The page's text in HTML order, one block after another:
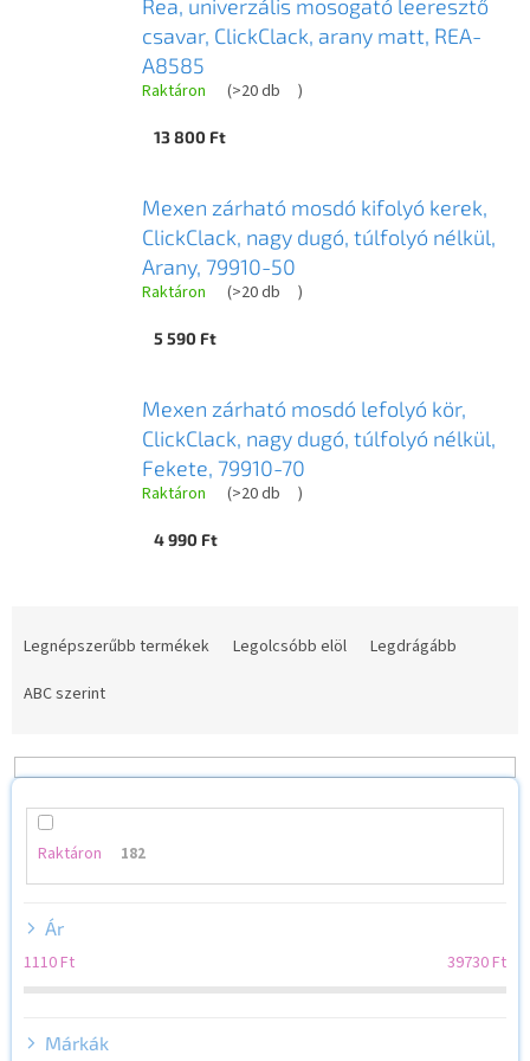
Rea, univerzális mosogató leeresztő
csavar, ClickClack, arany matt, REA-
A8585
Raktáron (>20 db )
13 800 Ft
Mexen zárható mosdó kifolyó kerek,
ClickClack, nagy dugó, túlfolyó nélkül,
Arany, 79910-50
Raktáron (>20 db )
5 590 Ft
Mexen zárható mosdó lefolyó kör,
ClickClack, nagy dugó, túlfolyó nélkül,
Fekete, 79910-70
Raktáron (>20 db )
4 990 Ft
m
e
Legnépszerűbb termékek Legolcsóbb elöl
Legdrágább
ABC szerint
Raktáron 182
Ár
1110Ft 39730Ft
Márkák